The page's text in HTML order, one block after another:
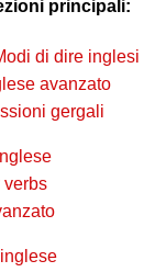
principali:
di dire inglesi
avanzato
gergali
verbs